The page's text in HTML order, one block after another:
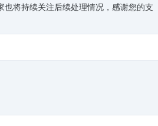
将持续关注后续处理情况，感谢您的支